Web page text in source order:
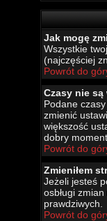
Jak mogę
Wszystkie
(najczęściej
Powrót do
Czasy nie są
Podane
zmienić
większość
dobry
Powrót do
Zmieniłem
Jeżeli jesteś
osbługi
prawdziwych.
Powrót do